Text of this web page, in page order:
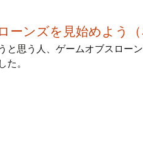
ンズを見始めよう（
と思う人、ゲームオブスロー
。